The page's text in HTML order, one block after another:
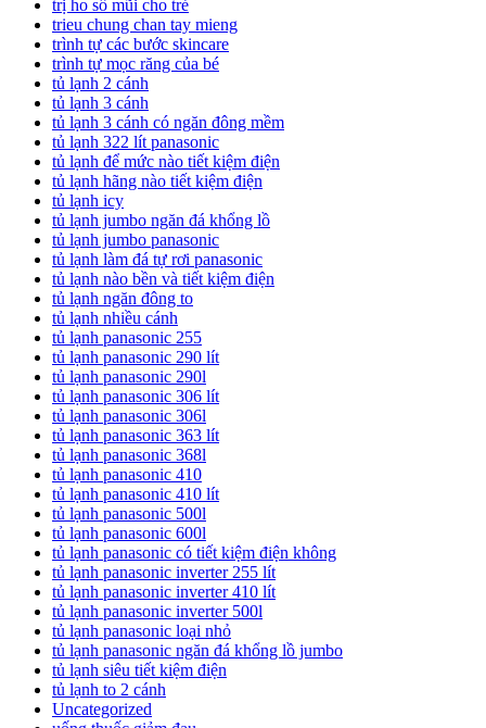
trị ho sổ mũi cho trẻ
trieu chung chan tay mieng
trình tự các bước skincare
trình tự mọc răng của bé
tủ lạnh 2 cánh
tủ lạnh 3 cánh
tủ lạnh 3 cánh có ngăn đông mềm
tủ lạnh 322 lít panasonic
tủ lạnh để mức nào tiết kiệm điện
tủ lạnh hãng nào tiết kiệm điện
tủ lạnh icy
tủ lạnh jumbo ngăn đá khổng lồ
tủ lạnh jumbo panasonic
tủ lạnh làm đá tự rơi panasonic
tủ lạnh nào bền và tiết kiệm điện
tủ lạnh ngăn đông to
tủ lạnh nhiều cánh
tủ lạnh panasonic 255
tủ lạnh panasonic 290 lít
tủ lạnh panasonic 290l
tủ lạnh panasonic 306 lít
tủ lạnh panasonic 306l
tủ lạnh panasonic 363 lít
tủ lạnh panasonic 368l
tủ lạnh panasonic 410
tủ lạnh panasonic 410 lít
tủ lạnh panasonic 500l
tủ lạnh panasonic 600l
tủ lạnh panasonic có tiết kiệm điện không
tủ lạnh panasonic inverter 255 lít
tủ lạnh panasonic inverter 410 lít
tủ lạnh panasonic inverter 500l
tủ lạnh panasonic loại nhỏ
tủ lạnh panasonic ngăn đá khổng lồ jumbo
tủ lạnh siêu tiết kiệm điện
tủ lạnh to 2 cánh
Uncategorized